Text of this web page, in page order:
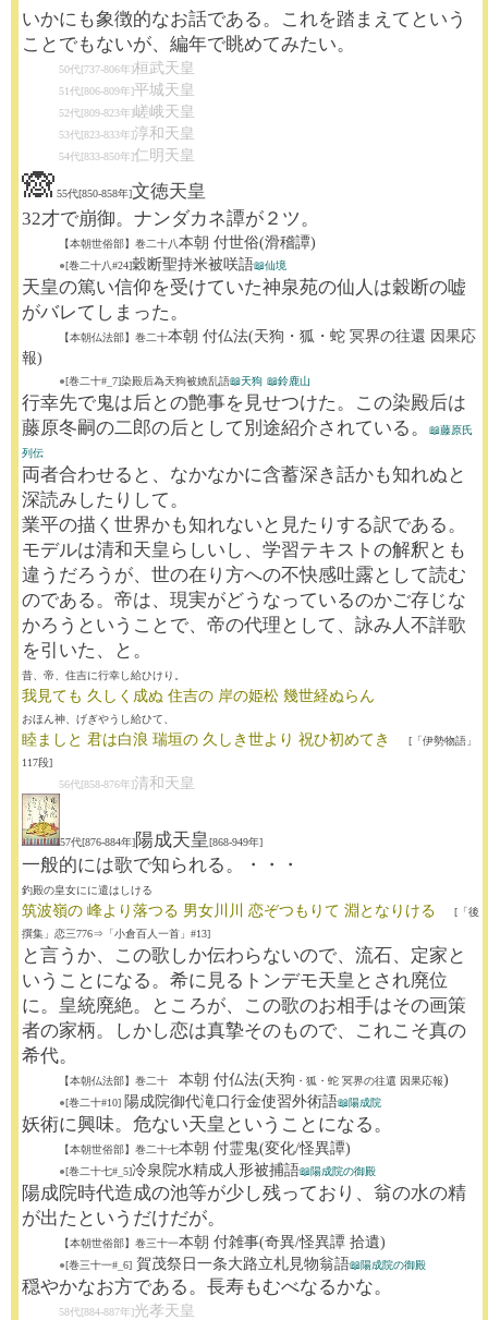
いかにも象徴的なお話である。これを踏まえてという
ことでもないが、編年で眺めてみたい。
50代[737-806年]桓武天皇
51代[806-809年]平城天皇
52代[809-823年]嵯峨天皇
53代[823-833年]淳和天皇
54代[833-850年]仁明天皇
🙈55代[850-858年]文徳天皇
32才で崩御。ナンダカネ譚が２ツ。
【本朝世俗部】巻二十八本朝 付世俗(滑稽譚)
●[巻二十八#24]穀断聖持米被咲語📖仙境
天皇の篤い信仰を受けていた神泉苑の仙人は穀断の嘘
がバレてしまった。
【本朝仏法部】巻二十本朝 付仏法(天狗・狐・蛇 冥界の往還 因果応
報)
●[巻二十#_7]染殿后為天狗被嬈乱語📖天狗 📖鈴鹿山
行幸先で鬼は后との艶事を見せつけた。この染殿后は
藤原冬嗣の二郎の后として別途紹介されている。
📖藤原氏
列伝
両者合わせると、なかなかに含蓄深き話かも知れぬと
深読みしたりして。
業平の描く世界かも知れないと見たりする訳である。
モデルは清和天皇らしいし、学習テキストの解釈とも
違うだろうが、世の在り方への不快感吐露として読む
のである。帝は、現実がどうなっているのかご存じな
かろうということで、帝の代理として、詠み人不詳歌
を引いた、と。
昔、帝、住吉に行幸し給ひけり。
我見ても 久しく成ぬ 住吉の 岸の姫松 幾世経ぬらん
おほん神、げぎやうし給ひて、
睦ましと 君は白浪 瑞垣の 久しき世より 祝ひ初めてき
[「伊勢物語」
117段]
56代[858-876年]清和天皇
57代[876-884年]陽成天皇[868-949年]
一般的には歌で知られる。・・・
釣殿の皇女にに遣はしける
筑波嶺の 峰より落つる 男女川川 恋ぞつもりて 淵となりける
[「後
撰集」恋三776⇒「小倉百人一首」#13]
と言うか、この歌しか伝わらないので、流石、定家と
いうことになる。希に見るトンデモ天皇とされ廃位
に。皇統廃絶。ところが、この歌のお相手はその画策
者の家柄。しかし恋は真摯そのもので、これこそ真の
希代。
【本朝仏法部】巻二十 本朝 付仏法(天狗 ・狐・蛇 冥界の往還 因果応報)
●[巻二十#10] 陽成院御代滝口行金使習外術語📖陽成院
妖術に興味。危ない天皇ということになる。
【本朝世俗部】巻二十七本朝 付霊鬼(変化/怪異譚)
●[巻二十七#_5]冷泉院水精成人形被捕語📖陽成院の御殿
陽成院時代造成の池等が少し残っており、翁の水の精
が出たというだけだが。
【本朝世俗部】巻三十一本朝 付雑事(奇異/怪異譚 拾遺)
●[巻三十一#_6] 賀茂祭日一条大路立札見物翁語📖陽成院の御殿
穏やかなお方である。長寿もむべなるかな。
58代[884-887年]光孝天皇